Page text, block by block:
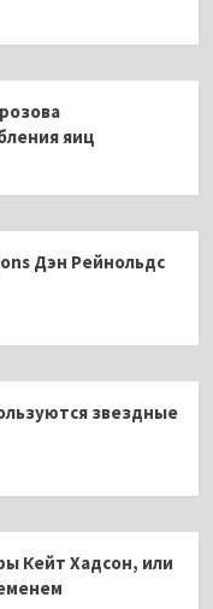
яиц
Дэн Рейнольдс
звездные
Кейт Хадсон, или